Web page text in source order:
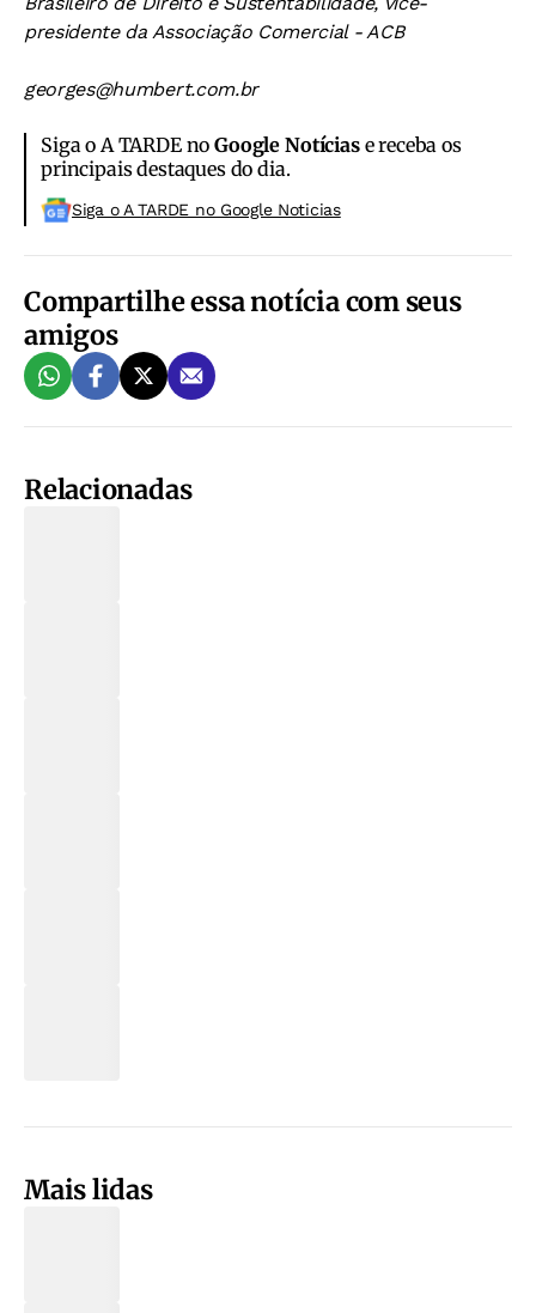
presidente da Associação Comercial - ACB
georges@humbert.com.br
Siga o A TARDE noGoogle Notíciase receba os
principais destaques do dia.
Siga o A TARDE no Google Noticias
Compartilhe essa notícia com seus
amigos
Relacionadas
Mais lidas